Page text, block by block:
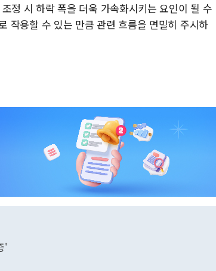
정 시 하락 폭을 더욱 가속화시키는 요인이 될 수
작용할 수 있는 만큼 관련 흐름을 면밀히 주시하
'